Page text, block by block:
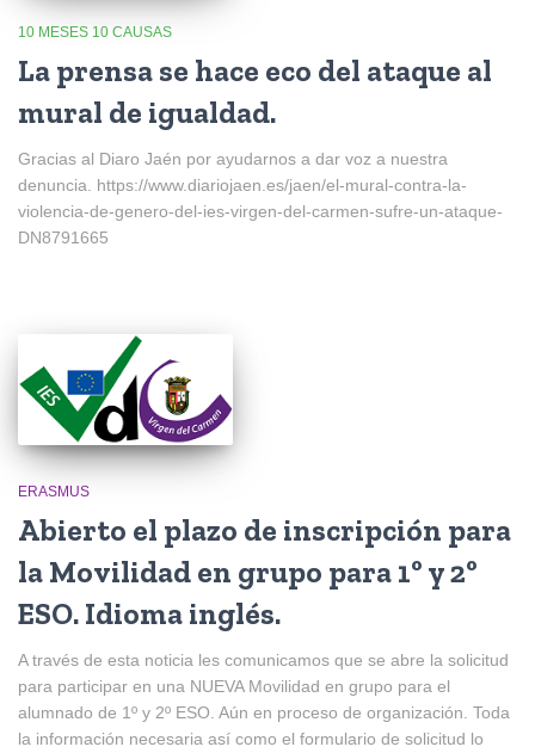
10 MESES 10 CAUSAS
La prensa se hace eco del ataque al
mural de igualdad.
Gracias al Diaro Jaén por ayudarnos a dar voz a nuestra
denuncia. https://www.diariojaen.es/jaen/el-mural-contra-la-
violencia-de-genero-del-ies-virgen-del-carmen-sufre-un-ataque-
DN8791665
ERASMUS
Abierto el plazo de inscripción para
la Movilidad en grupo para 1º y 2º
ESO. Idioma inglés.
A través de esta noticia les comunicamos que se abre la solicitud
para participar en una NUEVA Movilidad en grupo para el
alumnado de 1º y 2º ESO. Aún en proceso de organización. Toda
la información necesaria así como el formulario de solicitud lo